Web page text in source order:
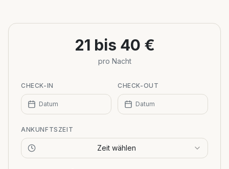
−
21 bis 40 €
pro Nacht
CHECK-IN
Datum
CHECK-OUT
Datum
ANKUNFTSZEIT
Zeit wählen